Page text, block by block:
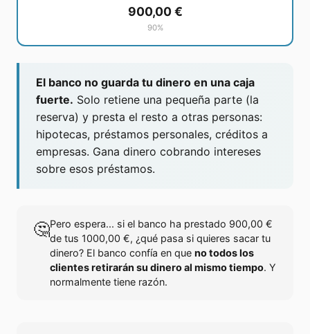
900,00 €
90%
El banco no guarda tu dinero en una caja
fuerte. Solo retiene una pequeña parte (la
reserva) y presta el resto a otras personas:
hipotecas, préstamos personales, créditos a
empresas. Gana dinero cobrando intereses
sobre esos préstamos.
🤔Pero espera... si el banco ha prestado 900,00 €
de tus 1000,00 €, ¿qué pasa si quieres sacar tu
dinero? El banco confía en que no todos los
clientes retirarán su dinero al mismo tiempo. Y
normalmente tiene razón.